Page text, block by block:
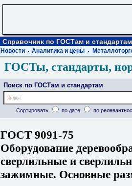
Справочник по ГОСТам и стандартам
Новости Аналитика и цены
ГОСТы, стандарты,
Поиск по ГОСТам и стандартам
Сортировать по дате по
ГОСТ 9091-75
Оборудование
сверлильные и
зажимные. Основные